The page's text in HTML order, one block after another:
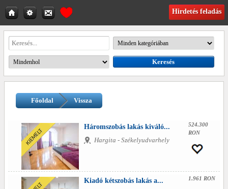
Hirdetés feladás
Főoldal Vissza
Háromszobás lakás kiváló...
Hargita - Székelyudvarhely
524.300
RON
Kiadó kétszobás lakás a...
1.961 RON